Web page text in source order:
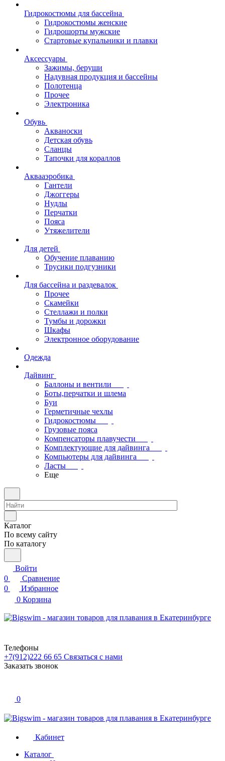
Гидрокостюмы для бассейна
Гидрокостюмы женские
Гидрошорты мужские
Стартовые купальники и плавки
Аксессуары
Зажимы, беруши
Надувная продукция и бассейны
Полотенца
Прочее
Электроника
Обувь
Акваноски
Детская обувь
Сланцы
Тапочки для кораллов
Аквааэробика
Гантели
Джоггеры
Нудлы
Перчатки
Пояса
Утяжелители
Для детей
Обучение плаванию
Трусики подгузники
Для бассейна и раздевалок
Прочее
Скамейки
Стеллажи и полки
Тумбы и дорожки
Шкафы
Электронное оборудование
Одежда
Дайвинг
Баллоны и вентили
Боты,перчатки и шлема
Буи
Герметичные чехлы
Гидрокостюмы
Грузовые пояса
Компенсаторы плавучести
Комплектующие для дайвинга
Компьютеры для дайвинга
Ласты
Еще
Каталог
По всему сайту
По каталогу
Войти
0
Сравнение
0
Избранное
0 Корзина
Телефоны
+7(912)222 66 65 Связаться с нами
Заказать звонок
0
Кабинет
Каталог